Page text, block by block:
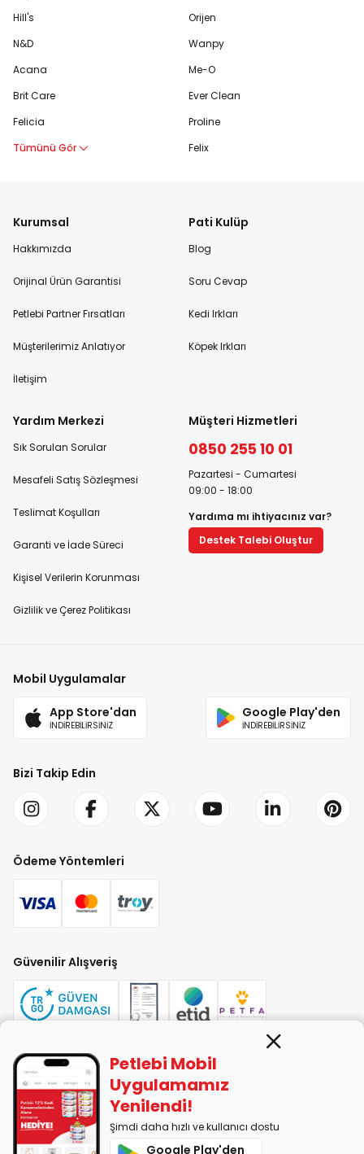
Hill's
N&D
Acana
Brit Care
Felicia
Tümünü Gör
Orijen
Wanpy
Me-O
Ever Clean
Proline
Felix
Kurumsal
Hakkımızda
Orijinal Ürün Garantisi
Petlebi Partner Fırsatları
Müşterilerimiz Anlatıyor
İletişim
Pati Kulüp
Blog
Soru Cevap
Kedi Irkları
Köpek Irkları
Yardım Merkezi
Sık Sorulan Sorular
Mesafeli Satış Sözleşmesi
Teslimat Koşulları
Garanti ve İade Süreci
Kişisel Verilerin Korunması
Gizlilik ve Çerez Politikası
Müşteri Hizmetleri
0850 255 10 01
Pazartesi - Cumartesi
09:00 - 18:00
Yardıma mı ihtiyacınız var?
Destek Talebi Oluştur
Mobil Uygulamalar
App Store'dan
İNDİREBİLİRSİNİZ
Google Play'den
İNDİREBİLİRSİNİZ
Bizi Takip Edin
Ödeme Yöntemleri
Güvenilir Alışveriş
PETLEBİ EVCİL HAYVAN ÜRÜNLERİ PAZ. SAN. TİC. LTD. ŞTİ. Alaşarköy Mah.
1. Alaşar Cad. No: 9 Osmangazi/Bursa
7290599225 vergi numarasıyla Uludağ Vergi Dairesi'ne bağlıdır.
Petlebi Mobil
Uygulamamız
Yenilendi!
Şimdi daha hızlı ve kullanıcı dostu
Google Play'den